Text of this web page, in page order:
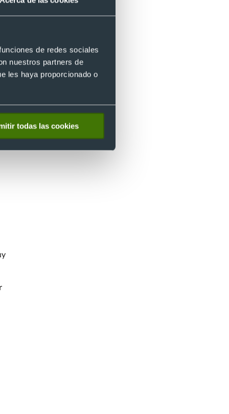
de redes sociales
nuestros partners de
les haya proporcionado o
todas las cookies